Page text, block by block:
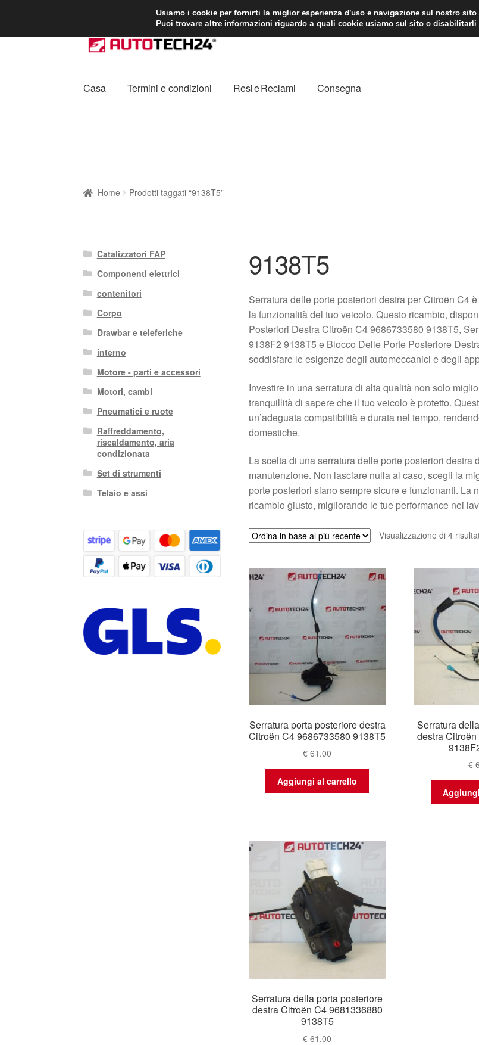
CONSEGNA da 7 EUR
Vai
alla
Vai
al
Casa Termini e condizioni Resi e Reclami Consegna
Home Prodotti taggati “9138T5”
9138T5
Serratura delle porte posteriori destra per Citroën C4
la funzionalità del tuo veicolo. Questo ricambio,
Posteriori Destra Citroën C4 9686733580 9138T5,
9138F2 9138T5 e Blocco Delle Porte Posteriore
soddisfare le esigenze degli automeccanici e degli
Investire in una serratura di alta qualità non solo
tranquillità di sapere che il tuo veicolo è protetto.
un’adeguata compatibilità e durata nel tempo,
domestiche.
La scelta di una serratura delle porte posteriori
manutenzione. Non lasciare nulla al caso, scegli la
porte posteriori siano sempre sicure e funzionanti. La
ricambio giusto, migliorando le tue performance nei
Visualizzazione di 4
Serratura porta posteriore destra
Citroën C4 9686733580 9138T5
€ 61.00
Aggiungi al carrello
Serratura
destra
€
Serratura della porta posteriore
destra Citroën C4 9681336880
9138T5
€ 61.00
Catalizzatori FAP
Componenti elettrici
contenitori
Corpo
Drawbar e teleferiche
interno
Motore - parti e accessori
Motori, cambi
Pneumatici e ruote
Raffreddamento,
riscaldamento, aria
condizionata
Set di strumenti
Telaio e assi
Usiamo i cookie per fornirti la miglior esperienza d'uso e navigazione sul nostro sito
Puoi trovare altre informazioni riguardo a quali cookie usiamo sul sito o disabilitarli